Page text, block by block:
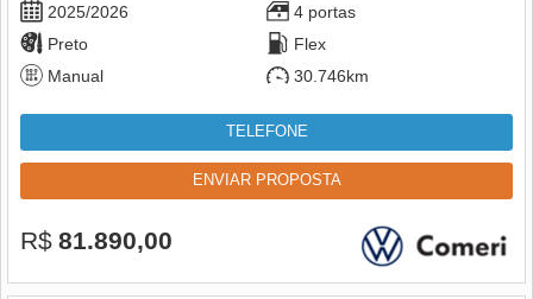
2025/2026
4 portas
Preto
Flex
Manual
30.746km
TELEFONE
ENVIAR PROPOSTA
R$ 81.890,00